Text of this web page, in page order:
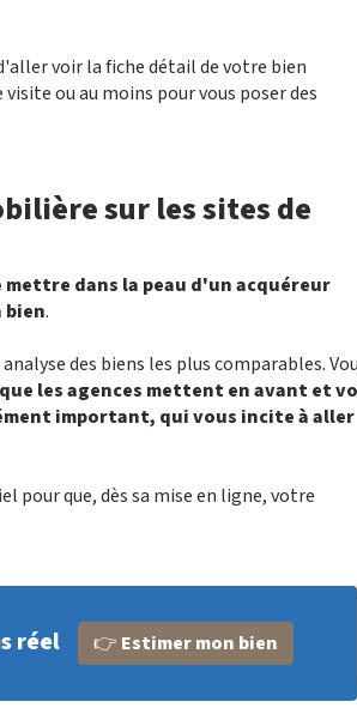
voir la fiche détail de votre bien
ou au moins pour vous poser des
sur les sites de
mettre dans la peau d'un acquéreur
bien.
des biens les plus comparables.
les agences mettent en avant et
important, qui vous incite à aller
pour que, dès sa mise en ligne, votre
réel 👉 Estimer mon bien